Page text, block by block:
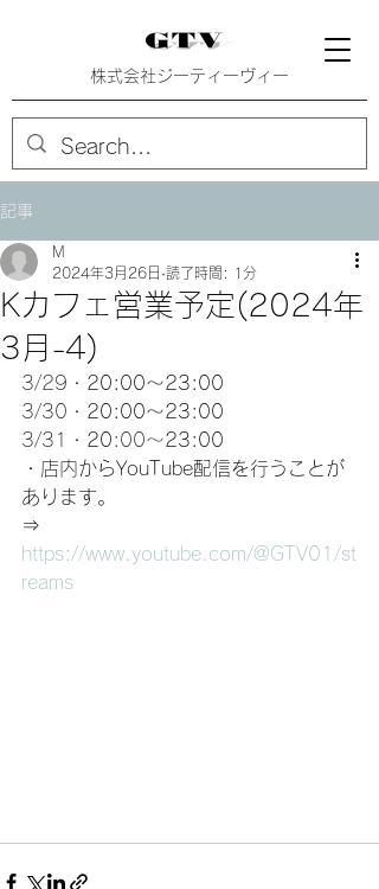
株式会社ジーティーヴィー
記事
Kカフェ営業予定(2024年
3月-4)
M
2024年3月26日 読了時間: 1分
3/29・ 20:00〜23:00
3/30・ 20:00〜23:00
3/31・ 20:00〜23:00
・店内からYouTube配信を行うことが
あります。
⇒
https://www.youtube.com/@GTV01/st
reams